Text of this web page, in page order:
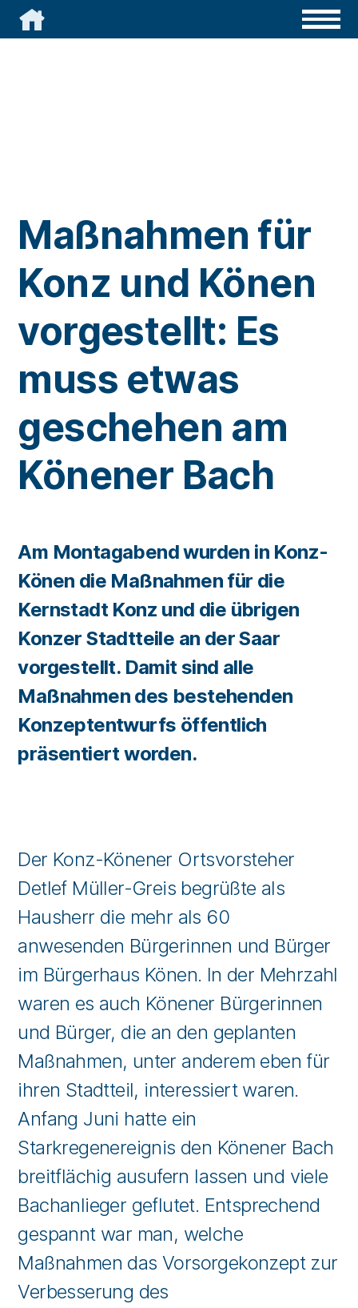

Maßnahmen für
Konz und Könen
vorgestellt: Es
muss etwas
geschehen am
Könener Bach
Am Montagabend wurden in Konz-
Könen die Maßnahmen für die
Kernstadt Konz und die übrigen
Konzer Stadtteile an der Saar
vorgestellt. Damit sind alle
Maßnahmen des bestehenden
Konzeptentwurfs öffentlich
präsentiert worden.
Der Konz-Könener Ortsvorsteher
Detlef Müller-Greis begrüßte als
Hausherr die mehr als 60
anwesenden Bürgerinnen und Bürger
im Bürgerhaus Könen. In der Mehrzahl
waren es auch Könener Bürgerinnen
und Bürger, die an den geplanten
Maßnahmen, unter anderem eben für
ihren Stadtteil, interessiert waren.
Anfang Juni hatte ein
Starkregenereignis den Könener Bach
breitflächig ausufern lassen und viele
Bachanlieger geflutet. Entsprechend
gespannt war man, welche
Maßnahmen das Vorsorgekonzept zur
Verbesserung des